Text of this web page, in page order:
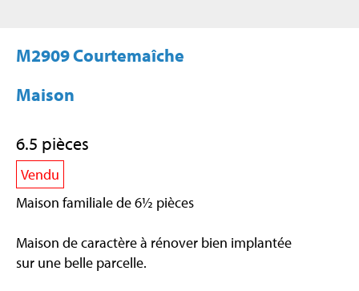
M2909 Courtemaîche
Maison
6.5 pièces
Vendu
Maison familiale de 6½ pièces
Maison de caractère à rénover bien implantée
sur une belle parcelle.